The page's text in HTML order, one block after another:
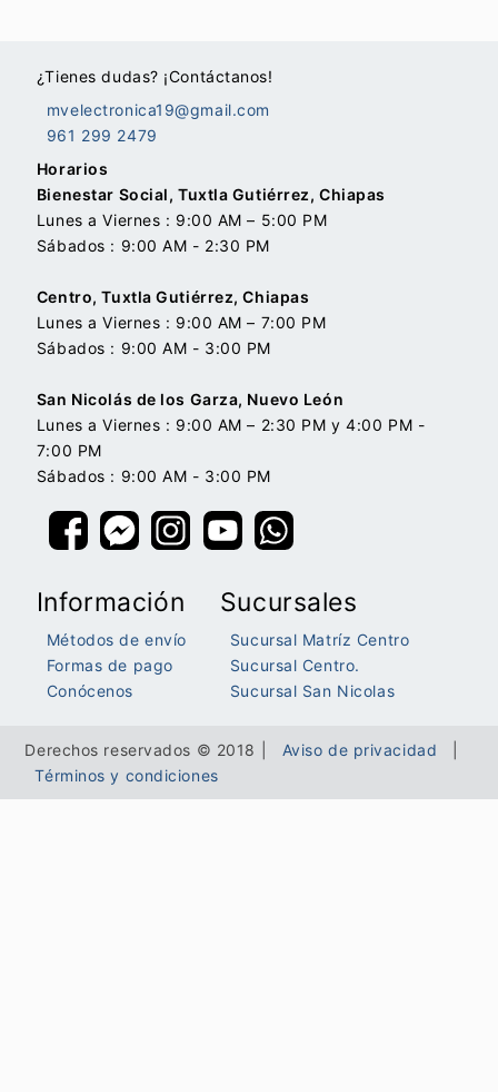
¿Tienes dudas? ¡Contáctanos!
mvelectronica19@gmail.com
961 299 2479
Horarios
Bienestar Social, Tuxtla Gutiérrez, Chiapas
Lunes a Viernes : 9:00 AM – 5:00 PM
Sábados : 9:00 AM - 2:30 PM
Centro, Tuxtla Gutiérrez, Chiapas
Lunes a Viernes : 9:00 AM – 7:00 PM
Sábados : 9:00 AM - 3:00 PM
San Nicolás de los Garza, Nuevo León
Lunes a Viernes : 9:00 AM – 2:30 PM y 4:00 PM -
7:00 PM
Sábados : 9:00 AM - 3:00 PM
Información
Métodos de envío
Formas de pago
Conócenos
Sucursales
Sucursal Matríz Centro
Sucursal Centro.
Sucursal San Nicolas
Derechos reservados © 2018 | Aviso de privacidad
Términos y condiciones